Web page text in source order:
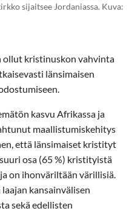
sijaitsee Jordaniassa. Kuva:
ollut kristinuskon vahvinta
länsimaisen
kasvu Afrikassa ja
maallistumiskehitys
että länsimaiset kristityt
osa (65 %) kristityistä
on ihonväriltään värillisiä.
kansainvälisen
sekä edellisten